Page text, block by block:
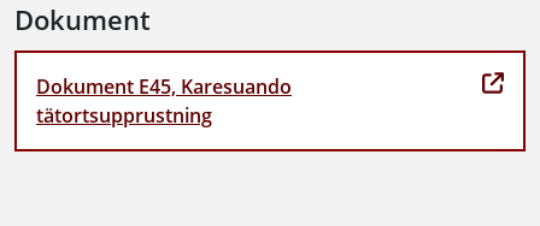
Dokument
Dokument E45, Karesuando
tätortsupprustning